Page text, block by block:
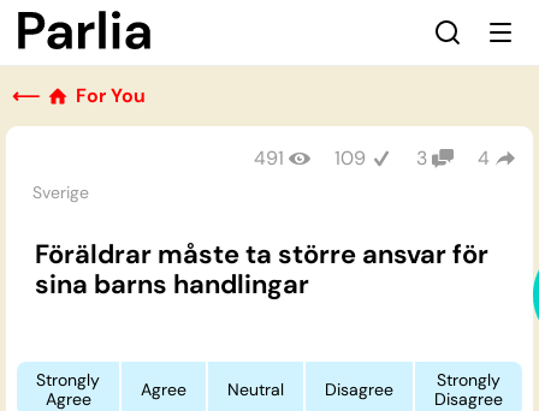
⟵ For You
Sverige
491 109 3 4
Föräldrar måste ta större ansvar för
sina barns handlingar
Strongly
Agree
Agree Neutral Disagree
Strongly
Disagree